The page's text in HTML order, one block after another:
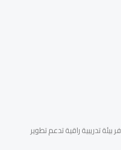
تدريبية راقية تدعم تطوير